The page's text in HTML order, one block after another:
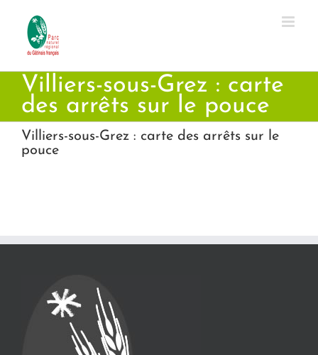
contenu
Villiers-sous-Grez : carte
des arrêts sur le pouce
Villiers-sous-Grez : carte des arrêts sur le
pouce